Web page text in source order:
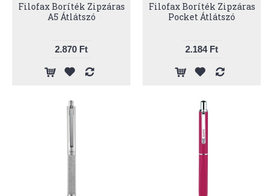
Filofax Boríték Zipzáras
A5 Átlátszó
2.870 Ft
Filofax Boríték Zipzáras
Pocket Átlátszó
2.184 Ft